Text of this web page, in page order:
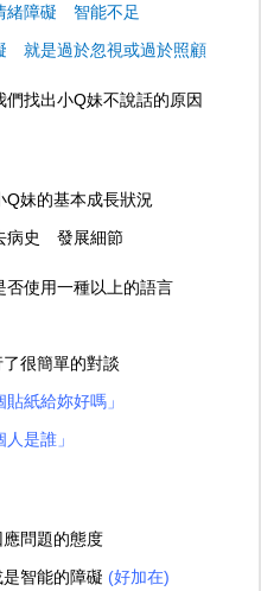
障礙 智能不足
就是過於忽視或過於照顧
找出小Q妹不說話的原因
妹的基本成長狀況
病史 發展細節
使用一種以上的語言
很簡單的對談
貼紙給妳好嗎」
是誰」
問題的態度
智能的障礙 (好加在)